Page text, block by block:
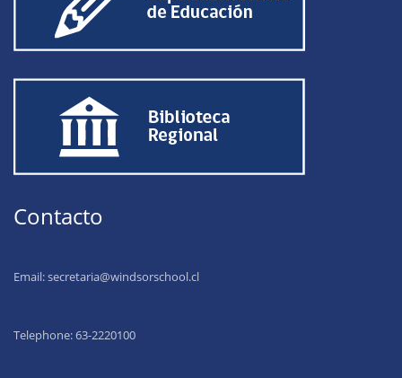
Contacto
Email:secretaria@windsorschool.cl
Telephone: 63-2220100